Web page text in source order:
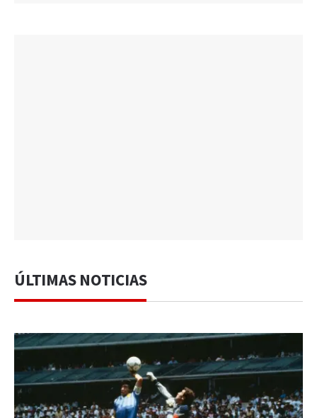
ÚLTIMAS NOTICIAS